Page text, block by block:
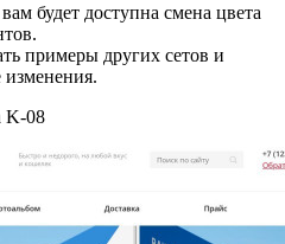
будет доступна смена цвета
примеры других сетов и
изменения.
K-08